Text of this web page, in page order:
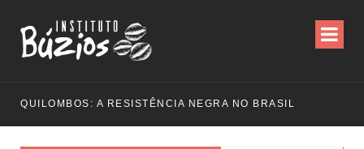
QUILOMBOS: A RESISTÊNCIA NEGRA NO BRASIL